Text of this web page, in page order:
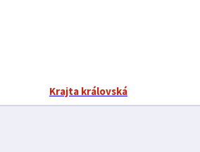
Krajta královská